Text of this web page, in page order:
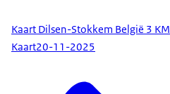
Kaart Dilsen-Stokkem België 3 KM
Kaart20-11-2025